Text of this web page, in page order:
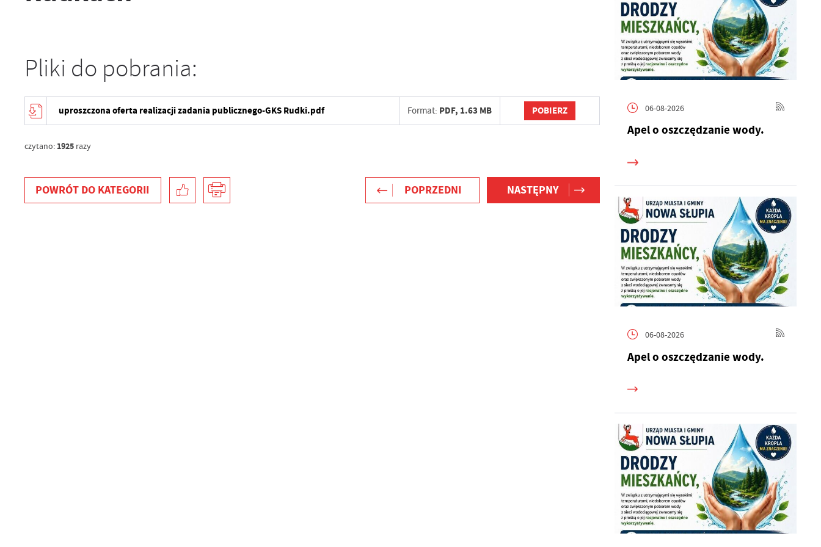
Pliki do pobrania:
uproszczona oferta realizacji zadania publicznego-GKS Rudki.pdf Format: PDF, 1.63 MB POBIERZ
czytano: 1925razy
POWRÓT DO KATEGORII POPRZEDNI NASTĘPNY
06-08-2026
Apel o oszczędzanie wody.
06-08-2026
Apel o oszczędzanie wody.